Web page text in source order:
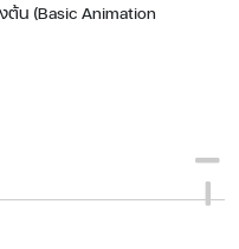
ต้น (Basic Animation